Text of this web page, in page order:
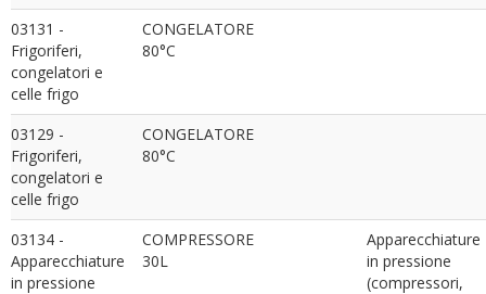
03131 -
Frigoriferi,
congelatori e
celle frigo
CONGELATORE
80°C
03129 -
Frigoriferi,
congelatori e
celle frigo
CONGELATORE
80°C
03134 -
Apparecchiature
in pressione
COMPRESSORE
30L
Apparecchiature
in pressione
(compressori,